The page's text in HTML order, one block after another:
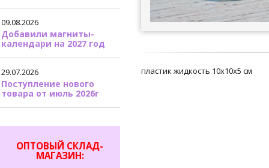
09.08.2026
Добавили магниты-
календари на 2027 год
29.07.2026
Поступление нового
товара от июль 2026г
ОПТОВЫЙ СКЛАД-
МАГАЗИН:
пластик жидкость 10х10х5 см